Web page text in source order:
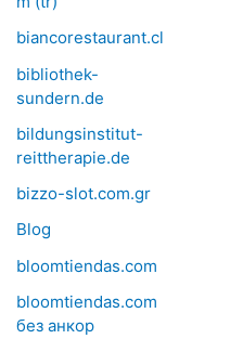
biancorestaurant.cl
bibliothek-
sundern.de
bildungsinstitut-
reittherapie.de
bizzo-slot.com.gr
Blog
bloomtiendas.com
bloomtiendas.com
без анкор